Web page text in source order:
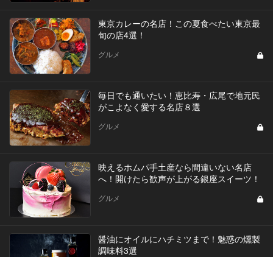
東京カレーの名店！この夏食べたい東京最
旬の店4選！
グルメ
毎日でも通いたい！恵比寿・広尾で地元民
がこよなく愛する名店８選
グルメ
映えるホムパ手土産なら間違いない名店
へ！開けたら歓声が上がる銀座スイーツ！
グルメ
醤油にオイルにハチミツまで！魅惑の燻製
調味料3選